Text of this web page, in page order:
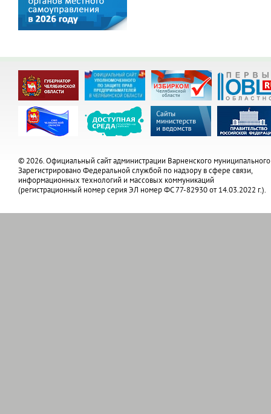
© 2026. Официальный сайт администрации Варненского муниципального
Зарегистрировано Федеральной службой по надзору в сфере связи,
информационных технологий и массовых коммуникаций
(регистрационный номер серия ЭЛ номер ФС 77-82930 от 14.03.2022 г.).